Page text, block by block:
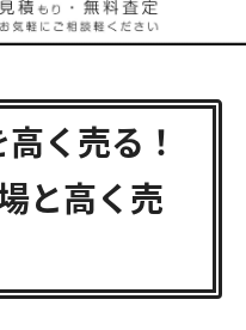
く売る！
と高く売